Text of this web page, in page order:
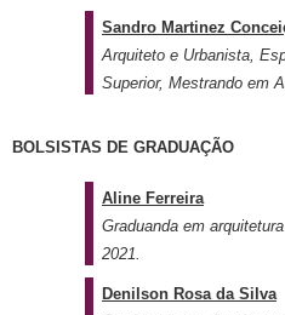
Sandro Martinez
Arquiteto e Urbanista,
Superior, Mestrando em
BOLSISTAS DE GRADUAÇÃO
Aline Ferreira
Graduanda em
2021.
Denilson Rosa da Silva